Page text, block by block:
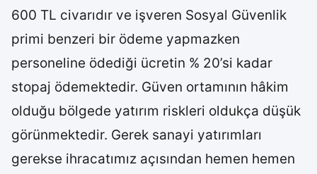
600 TL civarıdır ve işveren Sosyal Güvenlik
primi benzeri bir ödeme yapmazken
personeline ödediği ücretin % 20’si kadar
stopaj ödemektedir. Güven ortamının hâkim
olduğu bölgede yatırım riskleri oldukça düşük
görünmektedir. Gerek sanayi yatırımları
gerekse ihracatımız açısından hemen hemen